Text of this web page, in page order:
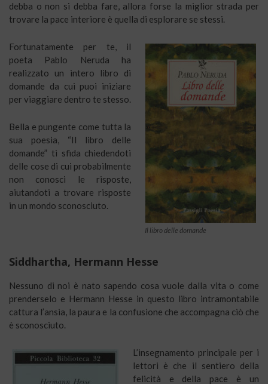
debba o non si debba fare, allora forse la miglior strada per
trovare la pace interiore è quella di esplorare se stessi.
Il libro delle domande
Fortunatamente per te, il
poeta Pablo Neruda ha
realizzato un intero libro di
domande da cui puoi iniziare
per viaggiare dentro te stesso.
Bella e pungente come tutta la
sua poesia, “Il libro delle
domande” ti sfida chiedendoti
delle cose di cui probabilmente
non conosci le risposte,
aiutandoti a trovare risposte
in un mondo sconosciuto.
Siddhartha, Hermann Hesse
Nessuno di noi è nato sapendo cosa vuole dalla vita o come
prenderselo e Hermann Hesse in questo libro intramontabile
cattura l’ansia, la paura e la confusione che accompagna ciò che
è sconosciuto.
L’insegnamento principale per i
lettori è che il sentiero della
felicità e della pace è un